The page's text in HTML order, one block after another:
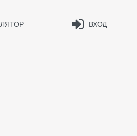
ВХОД